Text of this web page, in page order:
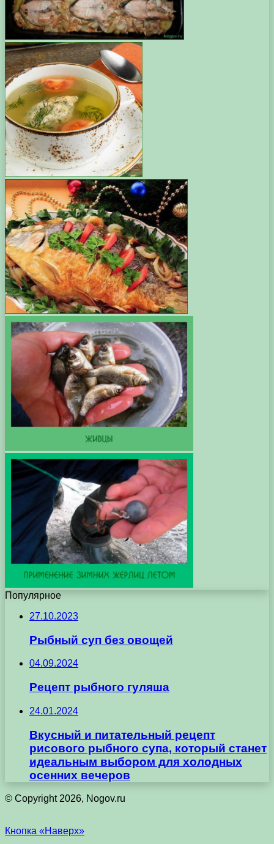
Популярное
27.10.2023
Рыбный суп без овощей
04.09.2024
Рецепт рыбного гуляша
24.01.2024
Вкусный и питательный рецепт
рисового рыбного супа, который станет
идеальным выбором для холодных
осенних вечеров
© Copyright 2026, Nogov.ru
Кнопка «Наверх»